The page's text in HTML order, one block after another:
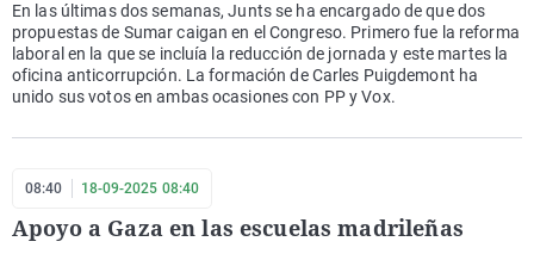
En las últimas dos semanas, Junts se ha encargado de que dos
propuestas de Sumar caigan en el Congreso. Primero fue la reforma
laboral en la que se incluía la reducción de jornada y este martes la
oficina anticorrupción. La formación de Carles Puigdemont ha
unido sus votos en ambas ocasiones con PP y Vox.
08:40 18-09-2025 08:40
Apoyo a Gaza en las escuelas madrileñas